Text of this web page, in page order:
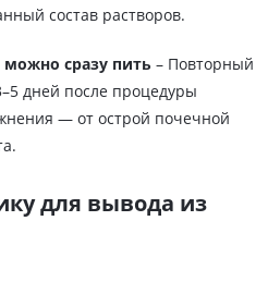
состав растворов.
сразу пить – Повторный
дней после процедуры
— от острой почечной
для вывода из